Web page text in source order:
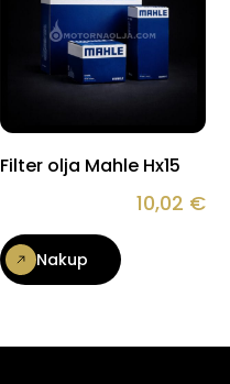
Filter olja Mahle Hx15
10,02 €
Nakup